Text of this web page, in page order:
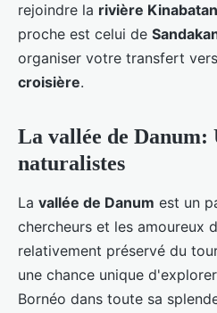
rejoindre la rivière
proche est celui de
organiser votre transfert
croisière.
La vallée de Danum:
naturalistes
La vallée de Danum est un
chercheurs et les amoureux
relativement préservé du
une chance unique
Bornéo dans toute sa